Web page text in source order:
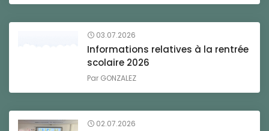
03.07.2026
Informations relatives à la rentrée
scolaire 2026
Par GONZALEZ
02.07.2026